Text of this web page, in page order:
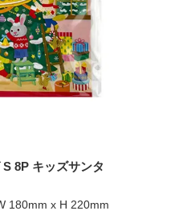
8P キッズサンタ
180mm x H 220mm